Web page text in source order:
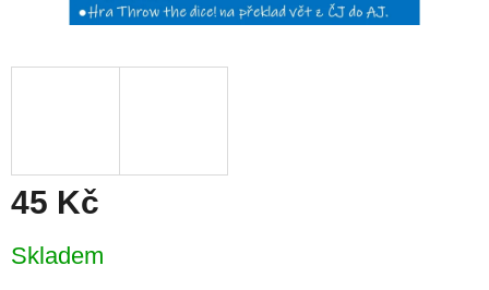
45 Kč
cena:
Skladem